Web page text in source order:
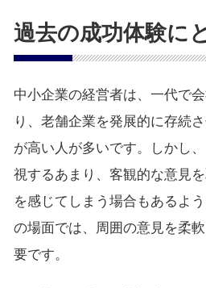
過去の成功体験に
中小企業の経営者は、一代で
り、老舗企業を発展的に存続
が高い人が多いです。しかし
視するあまり、客観的な意見
を感じてしまう場合もあるよ
の場面では、周囲の意見を柔
要です。